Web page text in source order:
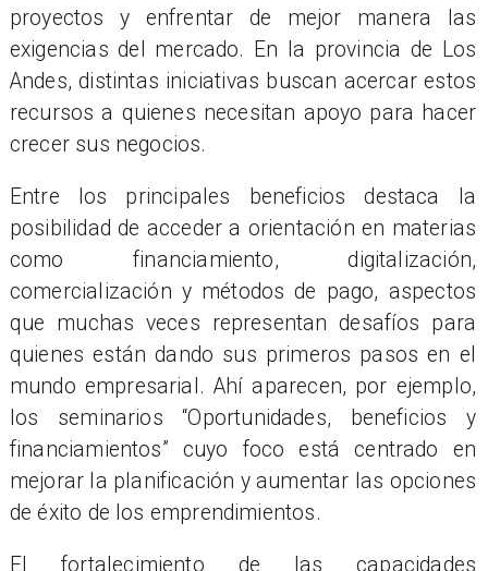
proyectos y enfrentar de mejor manera las
exigencias del mercado. En la provincia de Los
Andes, distintas iniciativas buscan acercar estos
recursos a quienes necesitan apoyo para hacer
crecer sus negocios.
Entre los principales beneficios destaca la
posibilidad de acceder a orientación en materias
como financiamiento, digitalización,
comercialización y métodos de pago, aspectos
que muchas veces representan desafíos para
quienes están dando sus primeros pasos en el
mundo empresarial. Ahí aparecen, por ejemplo,
los seminarios “Oportunidades, beneficios y
financiamientos” cuyo foco está centrado en
mejorar la planificación y aumentar las opciones
de éxito de los emprendimientos.
El fortalecimiento de las capacidades